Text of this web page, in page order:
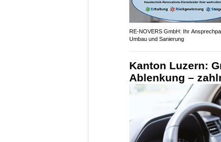
RE-NOVERS GmbH: Ihr
Umbau und Sanierung
Kanton Luzern:
Ablenkung –